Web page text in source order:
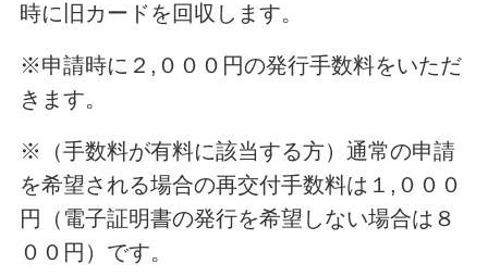
時に旧カードを回収します。
※申請時に２,０００円の発行手数料をいただ
きます。
※（手数料が有料に該当する方）通常の申請
を希望される場合の再交付手数料は１,０００
円（電子証明書の発行を希望しない場合は８
００円）です。